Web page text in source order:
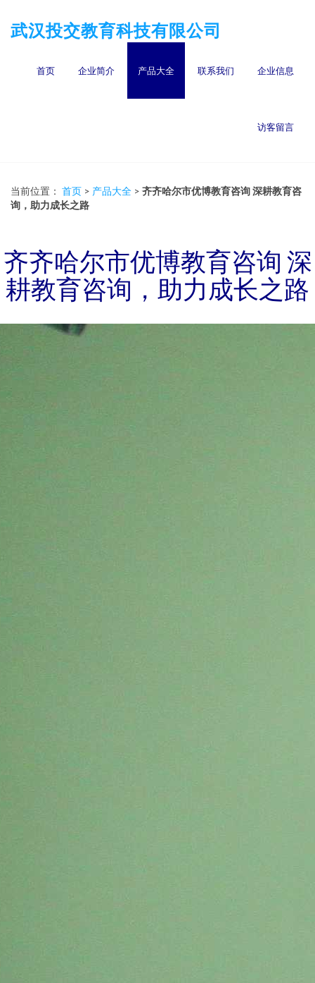
武汉投交教育科技有限公司
首页 企业简介 产品大全 联系我们 企业信息
访客留言
当前位置： 首页 > 产品大全 > 齐齐哈尔市优博教育咨询 深耕教育咨
询，助力成长之路
齐齐哈尔市优博教育咨询 深
耕教育咨询，助力成长之路